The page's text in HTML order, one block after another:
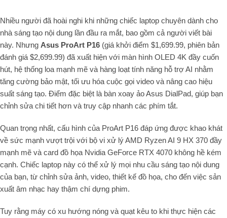
Nhiều người đã hoài nghi khi những chiếc laptop chuyên dành cho
nhà sáng tạo nội dung lần đầu ra mắt, bao gồm cả người viết bài
này. Nhưng Asus ProArt P16 (giá khởi điểm $1,699.99, phiên bản
đánh giá $2,699.99) đã xuất hiện với màn hình OLED 4K đầy cuốn
hút, hệ thống loa mạnh mẽ và hàng loạt tính năng hỗ trợ AI nhằm
tăng cường bảo mật, tối ưu hóa cuộc gọi video và nâng cao hiệu
suất sáng tạo. Điểm đặc biệt là bàn xoay ảo Asus DialPad, giúp bạn
chỉnh sửa chi tiết hơn và truy cập nhanh các phím tắt.
Quan trọng nhất, cấu hình của ProArt P16 đáp ứng được khao khát
về sức mạnh vượt trội với bộ vi xử lý AMD Ryzen AI 9 HX 370 đầy
mạnh mẽ và card đồ họa Nvidia GeForce RTX 4070 không hề kém
cạnh. Chiếc laptop này có thể xử lý mọi nhu cầu sáng tạo nội dung
của bạn, từ chỉnh sửa ảnh, video, thiết kế đồ họa, cho đến việc sản
xuất âm nhạc hay thậm chí dựng phim.
Tuy rằng máy có xu hướng nóng và quạt kêu to khi thực hiện các